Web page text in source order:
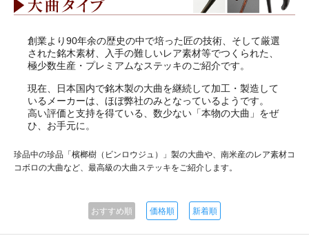
創業より90年余の歴史の中で培った匠の技術、そして厳選
された銘木素材、入手の難しいレア素材等でつくられた、
極少数生産・プレミアムなステッキのご紹介です。
現在、日本国内で銘木製の大曲を継続して加工・製造して
いるメーカーは、ほぼ弊社のみとなっているようです。
高い評価と支持を得ている、数少ない「本物の大曲」をぜ
ひ、お手元に。
珍品中の珍品「檳榔樹（ビンロウジュ）」製の大曲や、南米産のレア素材コ
コボロの大曲など、最高級の大曲ステッキをご紹介します。
おすすめ順 価格順 新着順